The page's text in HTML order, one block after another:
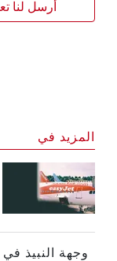
أرسل لنا
المزيد في
وجهة النبيذ في